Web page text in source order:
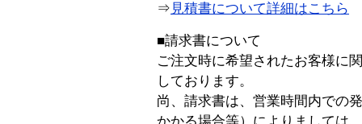
⇒ 見積書について詳細はこちら
■請求書について
ご注文時に希望されたお客様に
しております。
尚、請求書は、営業時間内での